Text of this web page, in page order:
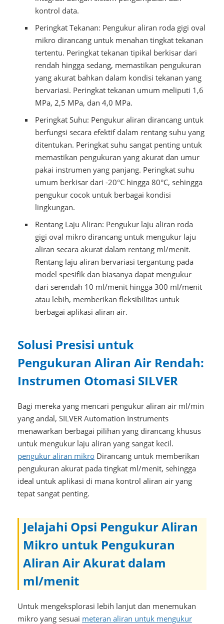
kontrol data.
Peringkat Tekanan: Pengukur aliran roda gigi oval
mikro dirancang untuk menahan tingkat tekanan
tertentu. Peringkat tekanan tipikal berkisar dari
rendah hingga sedang, memastikan pengukuran
yang akurat bahkan dalam kondisi tekanan yang
bervariasi. Peringkat tekanan umum meliputi 1,6
MPa, 2,5 MPa, dan 4,0 MPa.
Peringkat Suhu: Pengukur aliran dirancang untuk
berfungsi secara efektif dalam rentang suhu yang
ditentukan. Peringkat suhu sangat penting untuk
memastikan pengukuran yang akurat dan umur
pakai instrumen yang panjang. Peringkat suhu
umum berkisar dari -20°C hingga 80°C, sehingga
pengukur cocok untuk berbagai kondisi
lingkungan.
Rentang Laju Aliran: Pengukur laju aliran roda
gigi oval mikro dirancang untuk mengukur laju
aliran secara akurat dalam rentang ml/menit.
Rentang laju aliran bervariasi tergantung pada
model spesifik dan biasanya dapat mengukur
dari serendah 10 ml/menit hingga 300 ml/menit
atau lebih, memberikan fleksibilitas untuk
berbagai aplikasi aliran air.
Solusi Presisi untuk
Pengukuran Aliran Air Rendah:
Instrumen Otomasi SILVER
Bagi mereka yang mencari pengukur aliran air ml/min
yang andal, SILVER Automation Instruments
menawarkan berbagai pilihan yang dirancang khusus
untuk mengukur laju aliran yang sangat kecil.
pengukur aliran mikroDirancang untuk memberikan
pengukuran akurat pada tingkat ml/menit, sehingga
ideal untuk aplikasi di mana kontrol aliran air yang
tepat sangat penting.
Jelajahi Opsi Pengukur Aliran
Mikro untuk Pengukuran
Aliran Air Akurat dalam
ml/menit
Untuk mengeksplorasi lebih lanjut dan menemukan
mikro yang sesuai meteran aliran untuk mengukur